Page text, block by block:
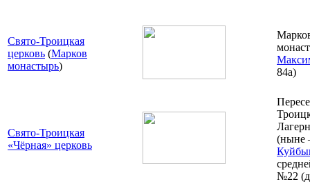
Свято-Троицкая
церковь (Марков
монастырь)
84а)
Свято-Троицкая
«Чёрная» церковь
№22